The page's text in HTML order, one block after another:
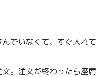
でいなくて、すぐ入れて
。注文が終わったら座席